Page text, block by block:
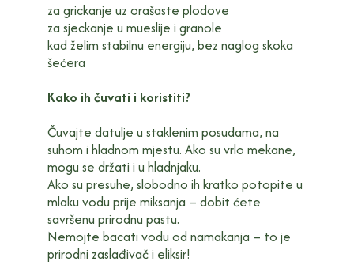
za grickanje uz orašaste plodove
za sjeckanje u mueslije i granole
kad želim stabilnu energiju, bez naglog skoka
šećera
Kako ih čuvati i koristiti?
Čuvajte datulje u staklenim posudama, na
suhom i hladnom mjestu. Ako su vrlo mekane,
mogu se držati i u hladnjaku.
Ako su presuhe, slobodno ih kratko potopite u
mlaku vodu prije miksanja – dobit ćete
savršenu prirodnu pastu.
Nemojte bacati vodu od namakanja – to je
prirodni zaslađivač i eliksir!